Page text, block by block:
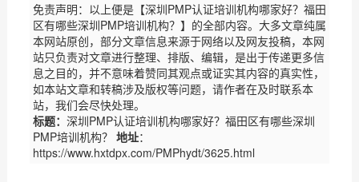
免责声明：以上便是【深圳PMP认证培训机构哪家好？福田
区有哪些深圳PMP培训机构？】的全部内容。大多文章纯属
本网站原创，部分文章信息来源于网络以及网友投稿，本网
站只负责对文章进行整理、排版、编辑，是出于传递更多信
息之目的，并不意味着赞同其观点或证实其内容的真实性，
如本站文章和转稿涉及版权等问题，请作者在及时联系本
站，我们会尽快处理。
标题： 深圳PMP认证培训机构哪家好？福田区有哪些深圳
PMP培训机构？ 地址：
https://www.hxtdpx.com/PMPhydt/3625.html